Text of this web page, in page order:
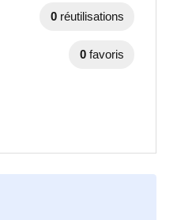
0 réutilisations
0 favoris